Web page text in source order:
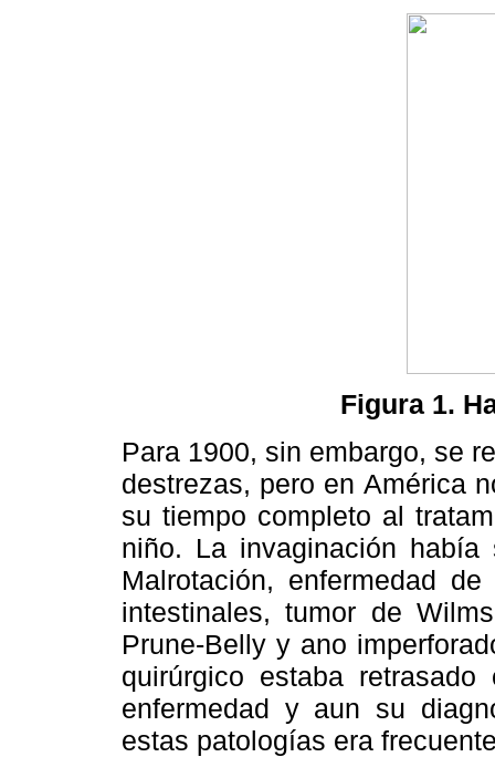
Figura 1.
Para 1900, sin embargo, se
destrezas, pero en América
su tiempo completo al
niño. La invaginación
Malrotación, enfermedad
intestinales, tumor de
Prune-Belly y ano
quirúrgico estaba
enfermedad y aun su
estas patologías era